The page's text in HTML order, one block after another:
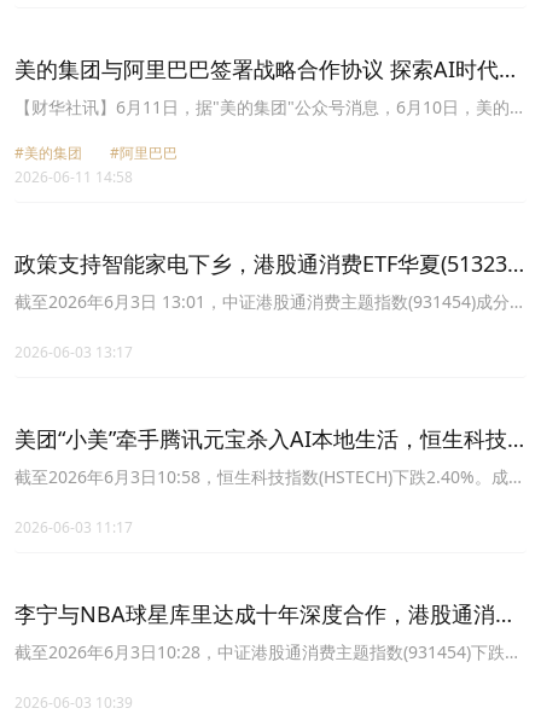
美的集团与阿里巴巴签署战略合作协议 探索AI时代新
业务形态
【财华社讯】6月11日，据"美的集团"公众号消息，6月10日，美的集
+商业生态"的下一代业务形态。双方将共建全屋智能能力，围绕家庭
AI大脑、IoT与生活服务生态互通、爆款硬件进行合作，依托千问大
务，从“人驱动设备”向“意图驱动空间”进化。在算力平台方面，美的
与阿里云将围绕高性能算力展开联合创新，并强化 AI Tokens 合作，
为美的全屋智能 AI 大脑、具身智能及行业垂直模型的训练与优化提
欧洲及亚太重点区域的云资源布局。同时，双方还将升级AIDC领域
#美的集团
#阿里巴巴
2026-06-11 14:58
政策支持智能家电下乡，港股通消费ETF华夏(513230)
成交额超1000万元
截至2026年6月3日 13:01，中证港股通消费主题指数(931454)成分股
国际上涨0.00%；蜜雪集团领跌。
2026-06-03 13:17
美团“小美”牵手腾讯元宝杀入AI本地生活，恒生科技
ETF华夏(513180)交投活跃，机构称港股行情值得期待
截至2026年6月3日10:58，恒生科技指数(HSTECH)下跌2.40%。成分
的集团上涨1.45%。
2026-06-03 11:17
李宁与NBA球星库里达成十年深度合作，港股通消费
ETF华夏(513230)交投活跃
截至2026年6月3日10:28，中证港股通消费主题指数(931454)下跌
涨1.23%，晶苑国际上涨0.65%。
2026-06-03 10:39